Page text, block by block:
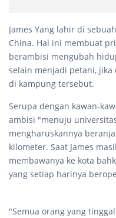
James Yang lahir di
China. Hal ini membuat
berambisi mengubah
selain menjadi petani,
di kampung tersebut.
Serupa dengan kawan-
ambisi "menuju
mengharuskannya
kilometer. Saat James
membawanya ke kota
yang setiap harinya
"Semua orang yang